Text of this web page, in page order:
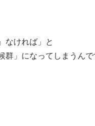
なければ」と
群」になってしまうんで